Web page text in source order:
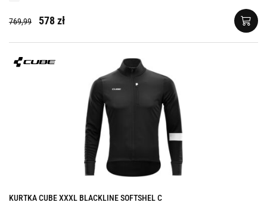
769,99 578 zł
KURTKA CUBE XXXL BLACKLINE SOFTSHEL C